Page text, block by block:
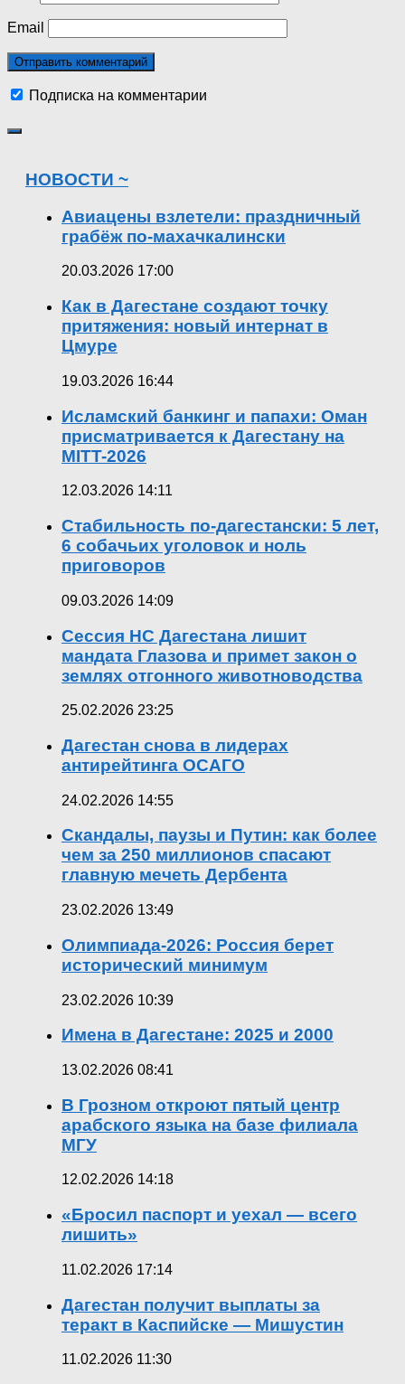
Email
Подписка на комментарии
НОВОСТИ ~
Авиацены взлетели: праздничный
грабёж по-махачкалински
20.03.2026 17:00
Как в Дагестане создают точку
притяжения: новый интернат в
Цмуре
19.03.2026 16:44
Исламский банкинг и папахи: Оман
присматривается к Дагестану на
MITT-2026
12.03.2026 14:11
Стабильность по-дагестански: 5 лет,
6 собачьих уголовок и ноль
приговоров
09.03.2026 14:09
Сессия НС Дагестана лишит
мандата Глазова и примет закон о
землях отгонного животноводства
25.02.2026 23:25
Дагестан снова в лидерах
антирейтинга ОСАГО
24.02.2026 14:55
Скандалы, паузы и Путин: как более
чем за 250 миллионов спасают
главную мечеть Дербента
23.02.2026 13:49
Олимпиада-2026: Россия берет
исторический минимум
23.02.2026 10:39
Имена в Дагестане: 2025 и 2000
13.02.2026 08:41
В Грозном откроют пятый центр
арабского языка на базе филиала
МГУ
12.02.2026 14:18
«Бросил паспорт и уехал — всего
лишить»
11.02.2026 17:14
Дагестан получит выплаты за
теракт в Каспийске — Мишустин
11.02.2026 11:30